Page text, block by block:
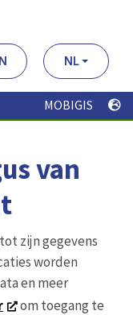
NL
MOBIGIS
van
zijn gegevens
worden
en meer
om toegang te